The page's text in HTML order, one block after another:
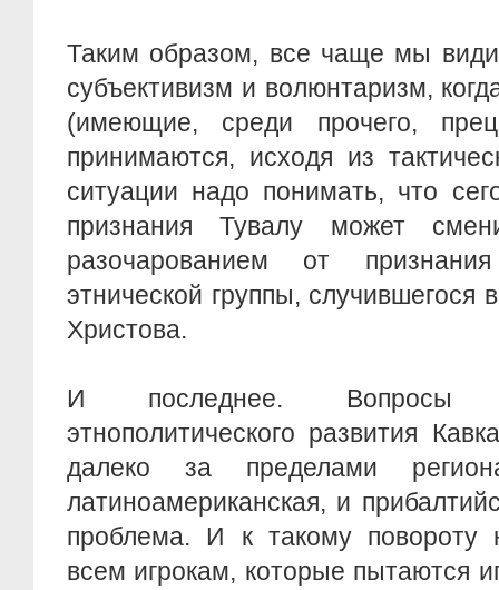
Таким образом, все чаще мы
субъективизм и волюнтаризм,
(имеющие, среди прочего,
принимаются, исходя из
ситуации надо понимать, что
признания Тувалу может
разочарованием от
этнической группы, случившегося
Христова.
И последнее. Вопросы
этнополитического развития
далеко за пределами
латиноамериканская, и
проблема. И к такому повороту
всем игрокам, которые пытаются